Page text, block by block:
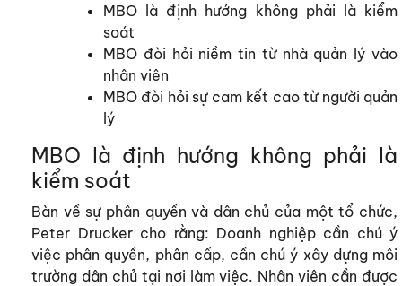
MBO là định hướng không phải là kiểm
soát
MBO đòi hỏi niềm tin từ nhà quản lý vào
nhân viên
MBO đòi hỏi sự cam kết cao từ người quản
lý
MBO là định hướng không phải là
kiểm soát
Bàn về sự phân quyền và dân chủ của một tổ chức,
Peter Drucker cho rằng: Doanh nghiệp cần chú ý
việc phân quyền, phân cấp, cần chú ý xây dựng môi
trường dân chủ tại nơi làm việc. Nhân viên cần được